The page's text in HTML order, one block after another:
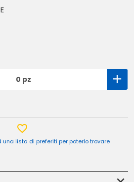
0 pz
lista di preferiti per poterlo trovare